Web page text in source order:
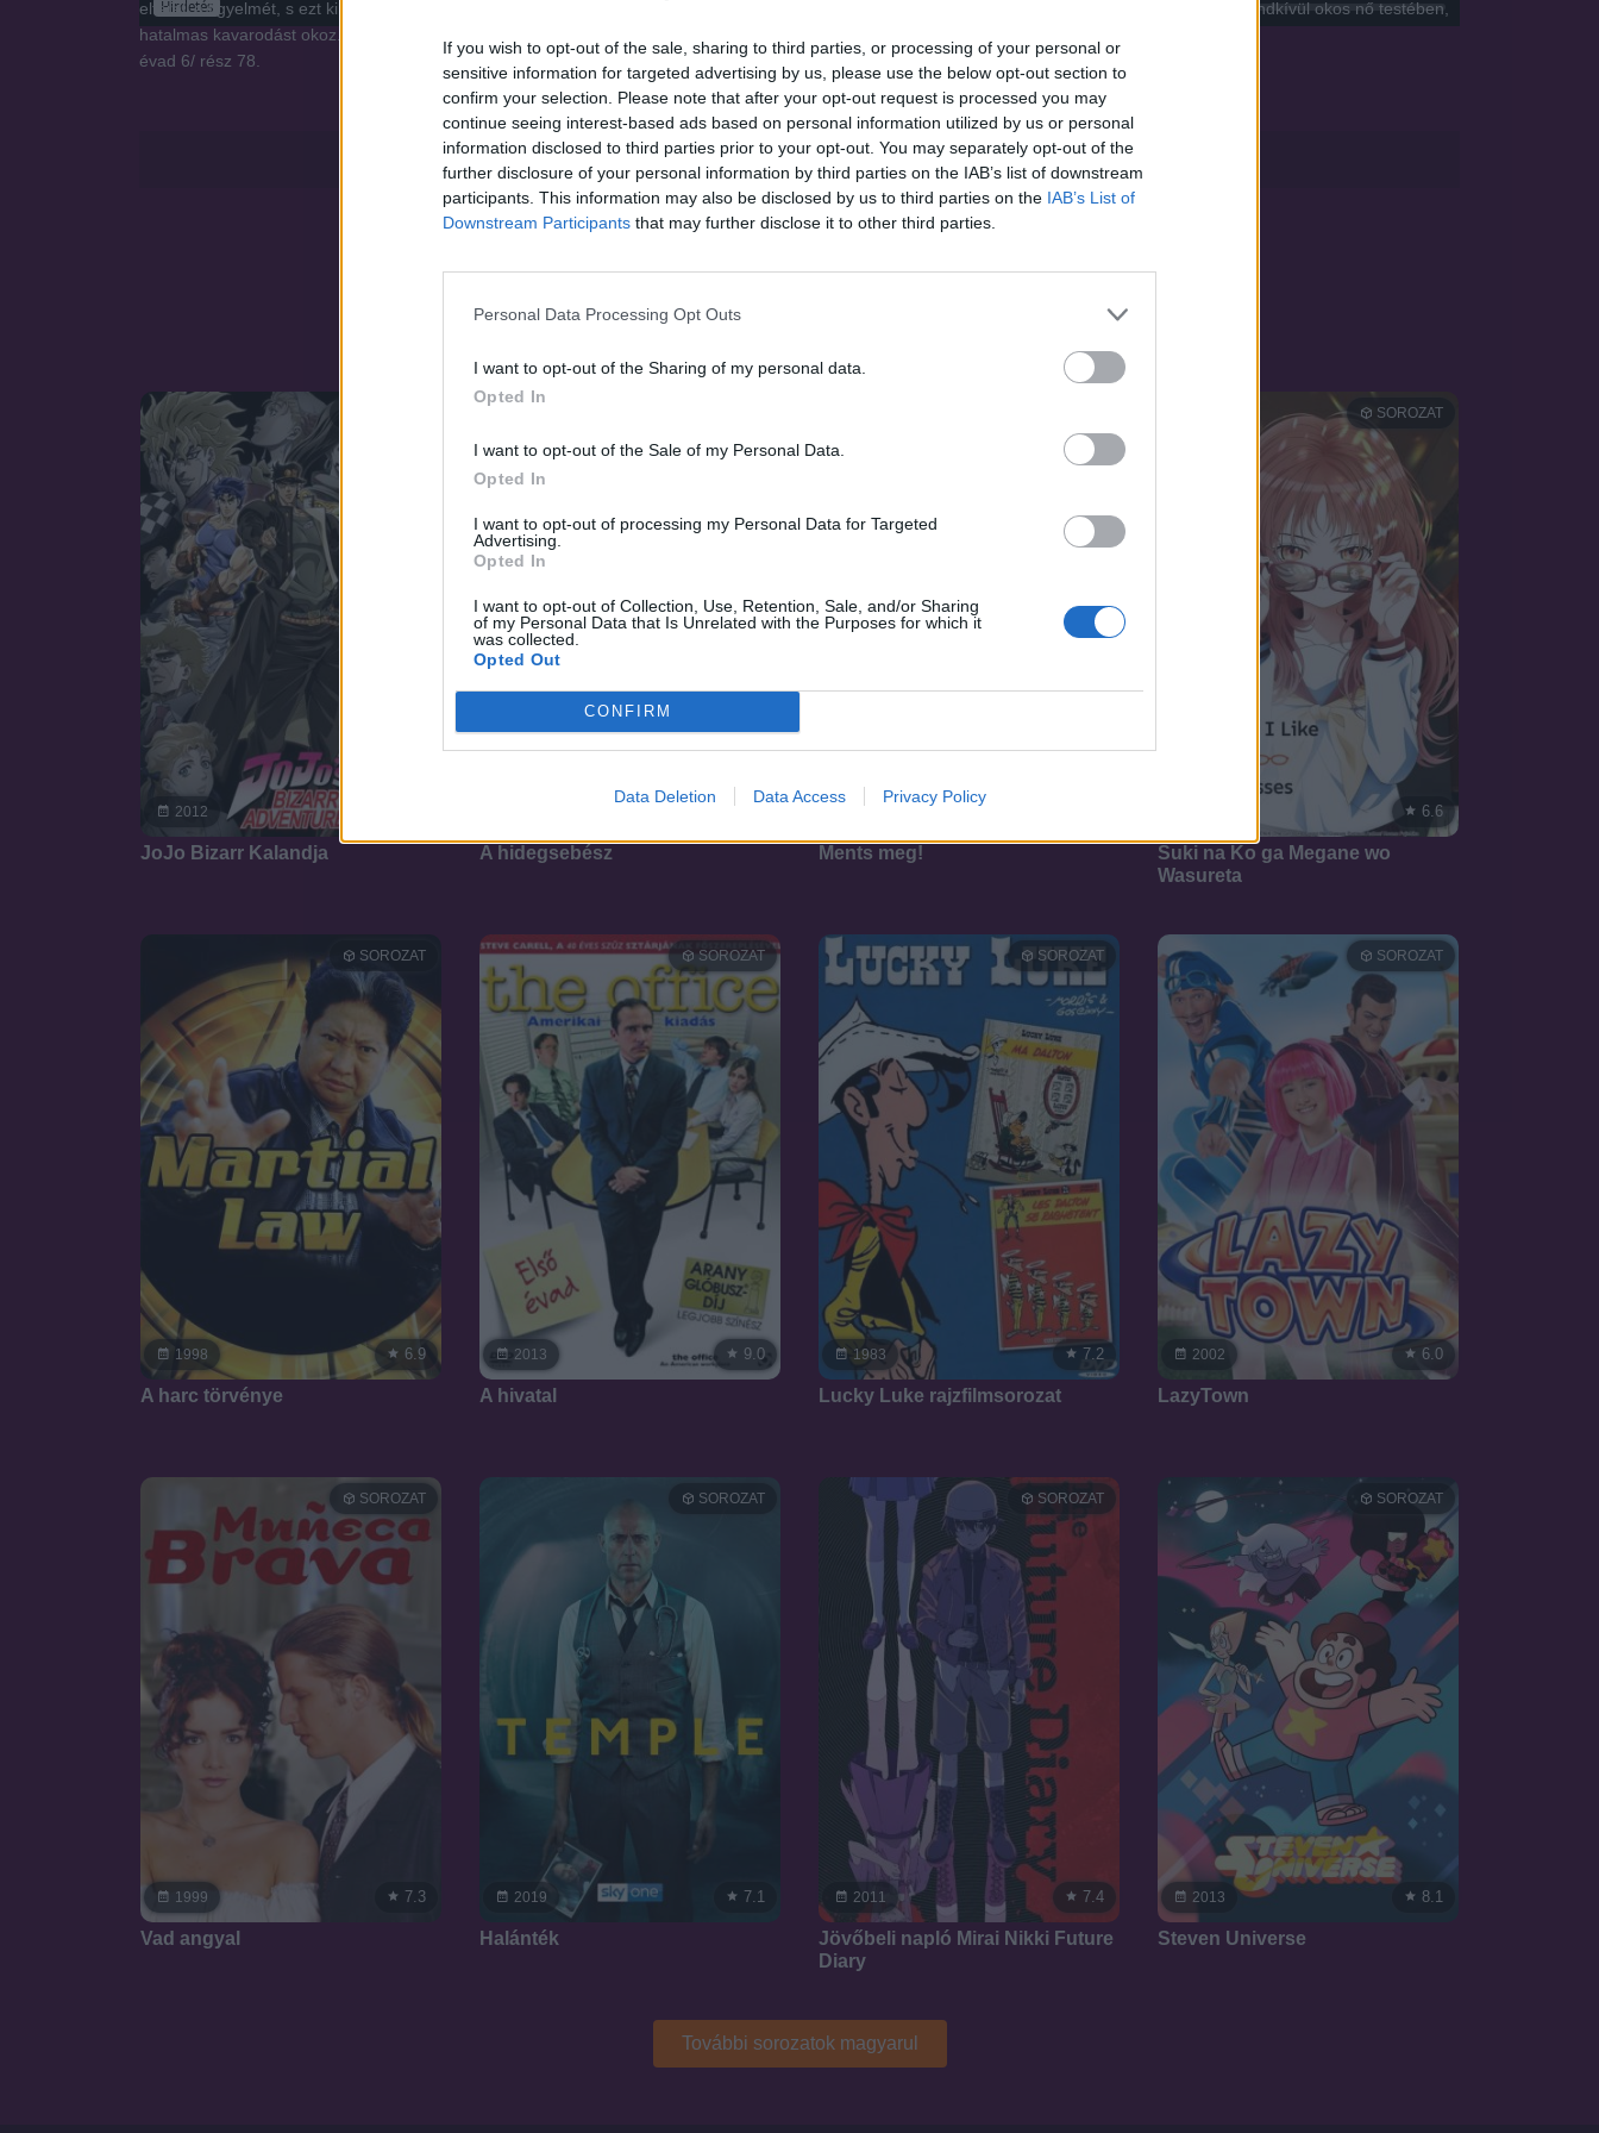
If you wish to opt-out of the sale, sharing to third parties, or processing of your personal or
sensitive information for targeted advertising by us, please use the below opt-out section to
confirm your selection. Please note that after your opt-out request is processed you may
continue seeing interest-based ads based on personal information utilized by us or personal
information disclosed to third parties prior to your opt-out. You may separately opt-out of the
further disclosure of your personal information by third parties on the IAB’s list of downstream
participants. This information may also be disclosed by us to third parties on the IAB’s List of
Downstream Participants that may further disclose it to other third parties.
Personal Data Processing Opt Outs
I want to opt-out of the Sharing of my personal data.
Opted In
I want to opt-out of the Sale of my Personal Data.
Opted In
I want to opt-out of processing my Personal Data for Targeted
Advertising.
Opted In
I want to opt-out of Collection, Use, Retention, Sale, and/or Sharing
of my Personal Data that Is Unrelated with the Purposes for which it
was collected.
Opted Out
CONFIRM
Data Deletion Data Access Privacy Policy
Hirdetés
eltereli a figyelmét, s ezt kihasználva visszajut a Földre. Csak nem abba a testbe, amelyben eddig élt, hanem Jane-ébe. A szőke lány lelke így egy rendkívül okos nő testében,
hatalmas kavarodást okoz...
évad 6/ rész 78.
Tetszett a sorozat? Oszd meg: WhatsApp
Viber
Pinterest
X
Facebook
Hasonló sorozatok
2012
JoJo Bizarr Kalandja A hidegsebész Ments meg!
SOROZAT
6.6
Suki na Ko ga Megane wo
Wasureta
1998
SOROZAT
6.9
A harc törvénye
2013
SOROZAT
9.0
A hivatal
1983
SOROZAT
7.2
Lucky Luke rajzfilmsorozat
2002
SOROZAT
6.0
LazyTown
1999
SOROZAT
7.3
Vad angyal
2019
SOROZAT
7.1
Halánték
2011
SOROZAT
7.4
Jövőbeli napló Mirai Nikki Future
Diary
2013
SOROZAT
8.1
Steven Universe
További sorozatok magyarul